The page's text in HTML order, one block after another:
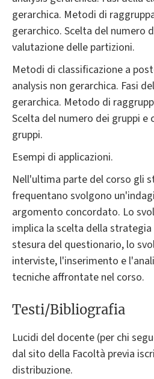
gerarchica. Metodi di
gerarchico. Scelta del numero
valutazione delle partizioni.
Metodi di classificazione a
analysis non gerarchica. Fasi
gerarchica. Metodo di
Scelta del numero dei gruppi e
gruppi.
Esempi di applicazioni.
Nell'ultima parte del corso gli
frequentano svolgono
argomento concordato. Lo
implica la scelta della
stesura del questionario, lo
interviste, l'inserimento e
tecniche affrontate nel corso.
Testi/Bibliografia
Lucidi del docente (per chi
dal sito della Facoltà previa
distribuzione.